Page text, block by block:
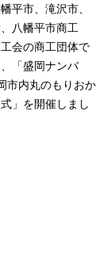
平市、滝沢市、
八幡平市商工
会の商工団体で
「盛岡ナンバ
市内丸のもりおか
」を開催しまし